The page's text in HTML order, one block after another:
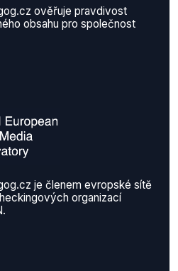
ověřuje pravdivost
obsahu pro společnost
je členem evropské sítě
organizací